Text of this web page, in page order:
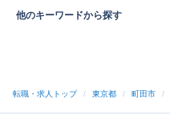
他のキーワードから探す
転職・求人トップ / 東京都 / 町田市 /